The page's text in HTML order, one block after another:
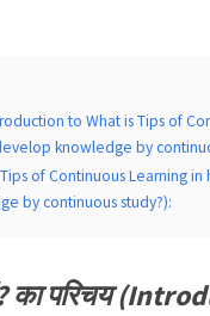
to What is Tips of
knowledge by
of Continuous Learning in
by continuous study?):
का परिचय